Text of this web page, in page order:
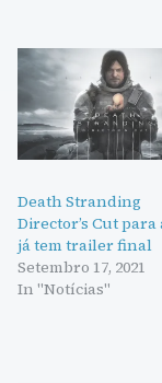
Death Stranding
Director’s Cut para
já tem trailer final
Setembro 17, 2021
In "Notícias"